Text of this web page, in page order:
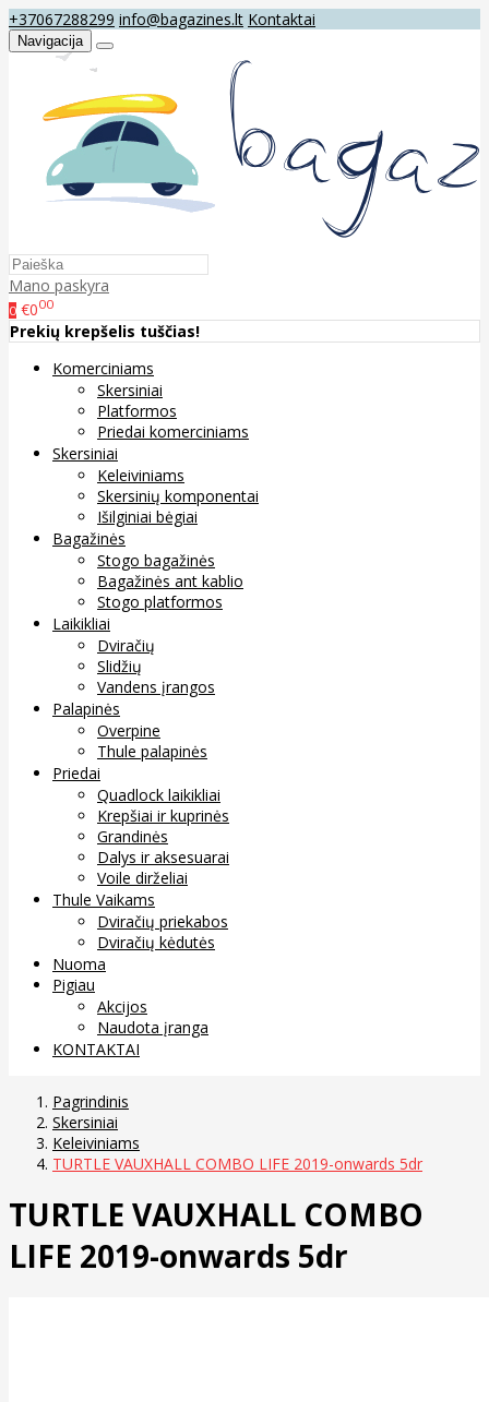
+37067288299 info@bagazines.lt Kontaktai
Navigacija
Mano paskyra
0 €000
Prekių krepšelis tuščias!
Komerciniams
Skersiniai
Platformos
Priedai komerciniams
Skersiniai
Keleiviniams
Skersinių komponentai
Išilginiai bėgiai
Bagažinės
Stogo bagažinės
Bagažinės ant kablio
Stogo platformos
Laikikliai
Dviračių
Slidžių
Vandens įrangos
Palapinės
Overpine
Thule palapinės
Priedai
Quadlock laikikliai
Krepšiai ir kuprinės
Grandinės
Dalys ir aksesuarai
Voile dirželiai
Thule Vaikams
Dviračių priekabos
Dviračių kėdutės
Nuoma
Pigiau
Akcijos
Naudota įranga
KONTAKTAI
Pagrindinis
Skersiniai
Keleiviniams
TURTLE VAUXHALL COMBO LIFE 2019-onwards 5dr
TURTLE VAUXHALL COMBO
LIFE 2019-onwards 5dr